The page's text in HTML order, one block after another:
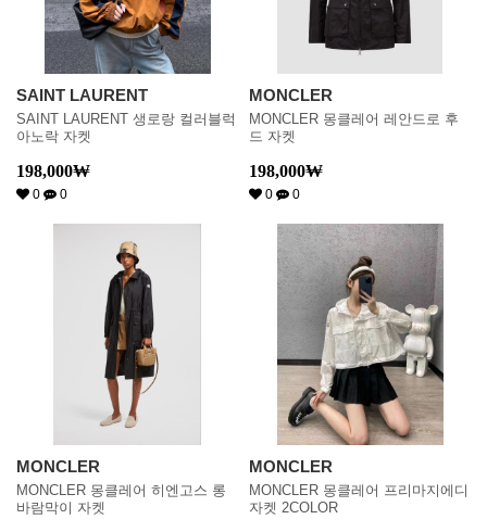
SAINT LAURENT
SAINT LAURENT 생로랑 컬러블럭
아노락 자켓
198,000₩
0 0
MONCLER
MONCLER 몽클레어 레안드로 후
드 자켓
198,000₩
0 0
MONCLER
MONCLER 몽클레어 히엔고스 롱
바람막이 자켓
MONCLER
MONCLER 몽클레어 프리마지에디
자켓 2COLOR